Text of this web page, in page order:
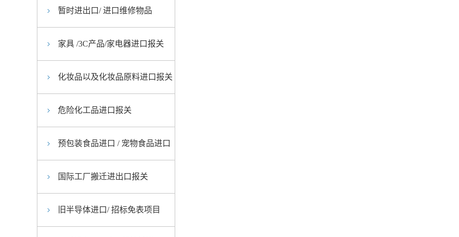
暂时进出口/ 进口维修物品
家具 /3C产品/家电器进口报关
化妆品以及化妆品原料进口报关
危险化工品进口报关
预包装食品进口 / 宠物食品进口
国际工厂搬迁进出口报关
旧半导体进口/ 招标免表项目